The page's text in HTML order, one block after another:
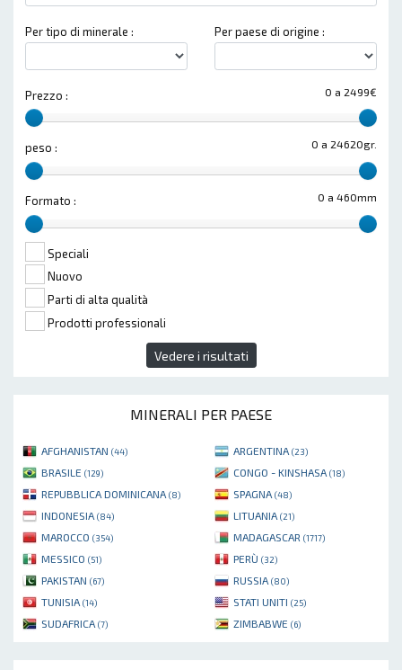
Per tipo di minerale : Per paese di origine :
0 a 2499€
Prezzo :
0 a 24620gr.
peso :
0 a 460mm
Formato :
Speciali
Nuovo
Parti di alta qualità
Prodotti professionali
Vedere i risultati
MINERALI PER PAESE
AFGHANISTAN (44) ARGENTINA (23)
BRASILE (129) CONGO - KINSHASA (18)
REPUBBLICA DOMINICANA (8) SPAGNA (48)
INDONESIA (84) LITUANIA (21)
MAROCCO (354) MADAGASCAR (1717)
MESSICO (51) PERÙ (32)
PAKISTAN (67) RUSSIA (80)
TUNISIA (14) STATI UNITI (25)
SUDAFRICA (7) ZIMBABWE (6)